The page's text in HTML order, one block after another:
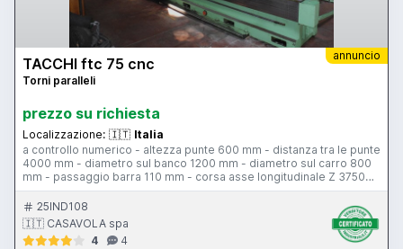
annuncio
TACCHI ftc 75 cnc
Torni paralleli
prezzo su richiesta
Localizzazione: 🇮🇹 Italia
a controllo numerico - altezza punte 600 mm - distanza tra le punte
4000 mm - diametro sul banco 1200 mm - diametro sul carro 800
mm - passaggio barra 110 mm - corsa asse longitudinale Z 3750
mm - corsa trasversale slitta 630 mm - 3 gamme velocità
mandrino 3.7-1000 giri al minuto - potenza motore mandrino 60 Hp
- torretta automatica 4 posizioni Baruffaldi BA 300 - CNC ECS 2400
25IND108
🇮🇹 CASAVOLA spa
4
4